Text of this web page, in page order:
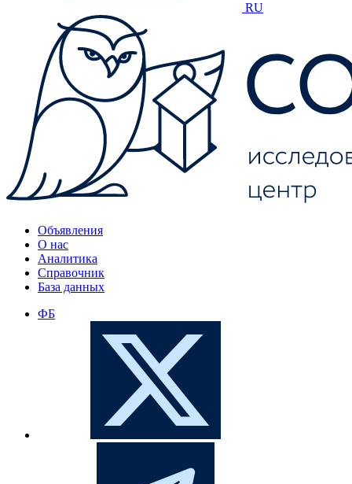
RU
Объявления
О нас
Аналитика
Справочник
База данных
ФБ